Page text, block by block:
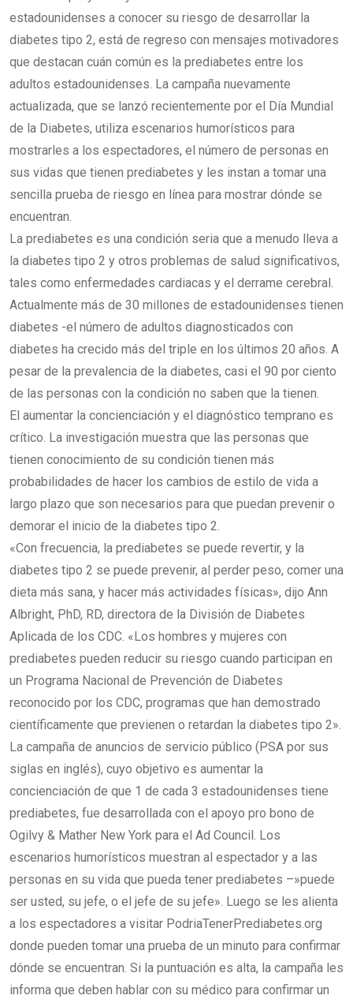
estadounidenses a conocer su riesgo de desarrollar la
diabetes tipo 2, está de regreso con mensajes motivadores
que destacan cuán común es la prediabetes entre los
adultos estadounidenses. La campaña nuevamente
actualizada, que se lanzó recientemente por el Día Mundial
de la Diabetes, utiliza escenarios humorísticos para
mostrarles a los espectadores, el número de personas en
sus vidas que tienen prediabetes y les instan a tomar una
sencilla prueba de riesgo en línea para mostrar dónde se
encuentran.
La prediabetes es una condición seria que a menudo lleva a
la diabetes tipo 2 y otros problemas de salud significativos,
tales como enfermedades cardiacas y el derrame cerebral.
Actualmente más de 30 millones de estadounidenses tienen
diabetes -el número de adultos diagnosticados con
diabetes ha crecido más del triple en los últimos 20 años. A
pesar de la prevalencia de la diabetes, casi el 90 por ciento
de las personas con la condición no saben que la tienen.
El aumentar la concienciación y el diagnóstico temprano es
crítico. La investigación muestra que las personas que
tienen conocimiento de su condición tienen más
probabilidades de hacer los cambios de estilo de vida a
largo plazo que son necesarios para que puedan prevenir o
demorar el inicio de la diabetes tipo 2.
«Con frecuencia, la prediabetes se puede revertir, y la
diabetes tipo 2 se puede prevenir, al perder peso, comer una
dieta más sana, y hacer más actividades físicas», dijo Ann
Albright, PhD, RD, directora de la División de Diabetes
Aplicada de los CDC. «Los hombres y mujeres con
prediabetes pueden reducir su riesgo cuando participan en
un Programa Nacional de Prevención de Diabetes
reconocido por los CDC, programas que han demostrado
científicamente que previenen o retardan la diabetes tipo 2».
La campaña de anuncios de servicio público (PSA por sus
siglas en inglés), cuyo objetivo es aumentar la
concienciación de que 1 de cada 3 estadounidenses tiene
prediabetes, fue desarrollada con el apoyo pro bono de
Ogilvy & Mather New York para el Ad Council. Los
escenarios humorísticos muestran al espectador y a las
personas en su vida que pueda tener prediabetes –»puede
ser usted, su jefe, o el jefe de su jefe». Luego se les alienta
a los espectadores a visitar PodriaTenerPrediabetes.org
donde pueden tomar una prueba de un minuto para confirmar
dónde se encuentran. Si la puntuación es alta, la campaña les
informa que deben hablar con su médico para confirmar un